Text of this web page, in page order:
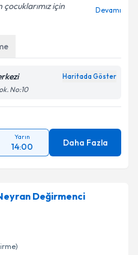
için
Devamı
Haritada Göster
No:10
Yarın
14:00 Daha Fazla
Değirmenci